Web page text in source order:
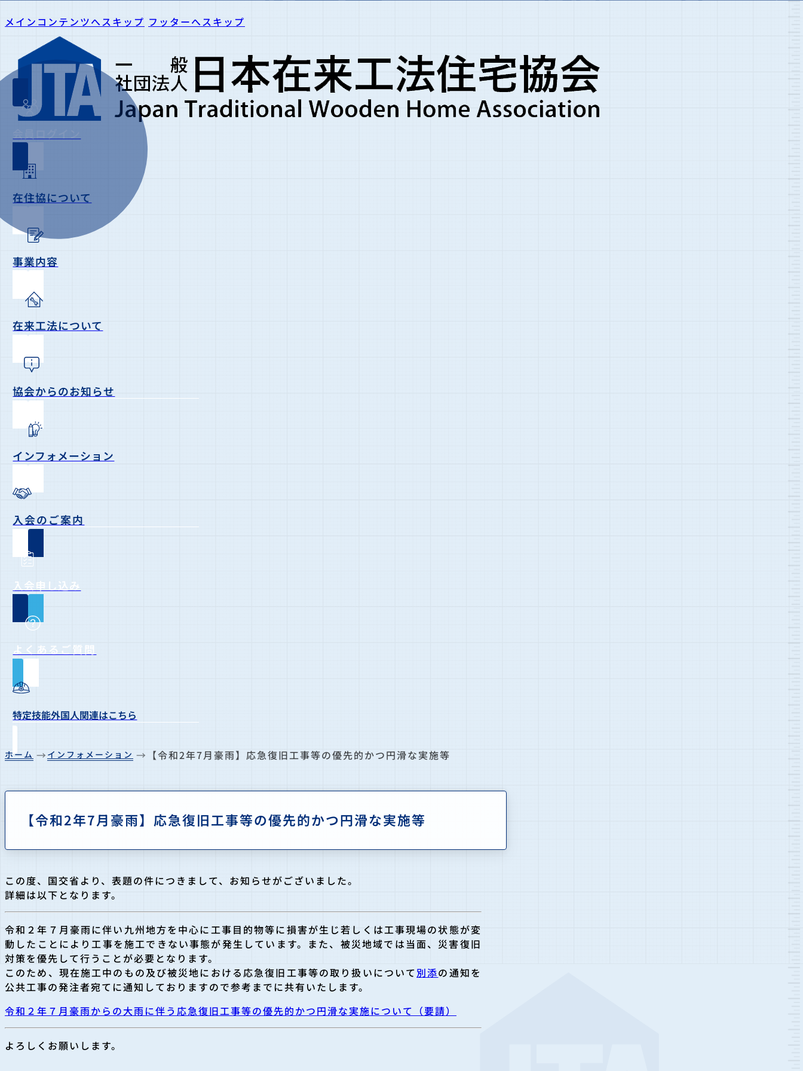
メインコンテンツへスキップ フッターへスキップ
在住協について
事業内容
在来工法について
協会からのお知らせ
インフォメーション
入会のご案内
入会申し込み
よくあるご質問
特定技能外国人関連はこちら
ホーム インフォメーション 【令和2年7月豪雨】応急復旧工事等の優先的かつ円滑な実施等
【令和2年7月豪雨】応急復旧工事等の優先的かつ円滑な実施等
この度、国交省より、表題の件につきまして、お知らせがございました。
詳細は以下となります。
令和２年７月豪雨に伴い九州地方を中心に工事目的物等に損害が生 じ若しくは工事現場の状態が変
動したことにより工事を施工できな い事態が発生しています。また、被災地域では当面、災害復旧
対策を優先して行うことが必要となります。
このため、現在施工中のもの及び被災地における応急復旧工事等の取り扱いについて別添の通知を
公共工事の発注者宛てに通知してお りますので参考までに共有いたします。
令和２年７月豪雨からの大雨に伴う応急復旧工事等の優先的かつ円滑な実施について（要請）
よろしくお願いします。